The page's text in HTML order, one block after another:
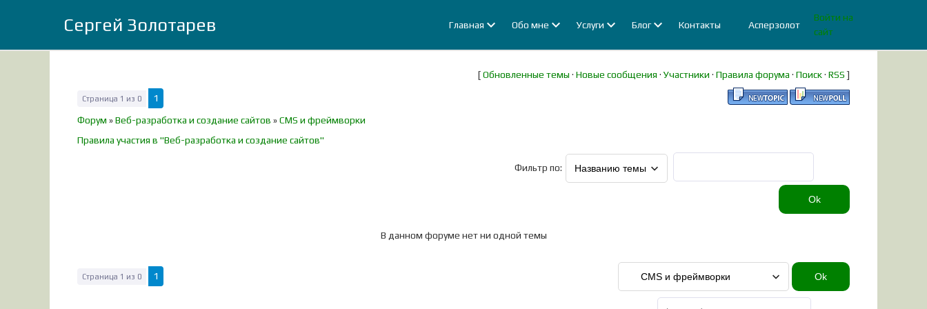
Сергей Золотарев Главная Обо мне Услуги Блог Контакты Асперзолот
Войти на
сайт
[Обновленные темы · Новые сообщения · Участники · Правила форума · Поиск· RSS ]
Страница 1 из 0
1
Форум »Веб-разработка и создание сайтов »CMS и фреймворки
Правила участия в "Веб-разработка и создание сайтов"
Фильтр по:
В данном форуме нет ни одной темы
Страница 1 из 0 1